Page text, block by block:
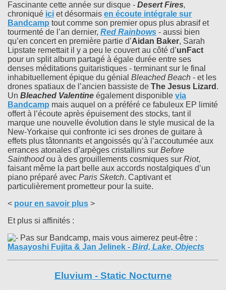
Fascinante cette année sur disque - Desert Fires,
chroniqué ici et désormais en écoute intégrale sur
Bandcamp tout comme son premier opus plus abrasif et
tourmenté de l’an dernier, Red Rainbows - aussi bien
qu’en concert en première partie d’Aidan Baker, Sarah
Lipstate remettait il y a peu le couvert au côté d’unFact
pour un split album partagé à égale durée entre ses
denses méditations guitaristiques - terminant sur le final
inhabituellement épique du génial Bleached Beach - et les
drones spatiaux de l’ancien bassiste de The Jesus Lizard .
Un Bleached Valentine également disponible via
Bandcamp mais auquel on a préféré ce fabuleux EP limité
offert à l’écoute après épuisement des stocks, tant il
marque une nouvelle évolution dans le style musical de la
New-Yorkaise qui confronte ici ses drones de guitare à
effets plus tâtonnants et angoissés qu’à l’accoutumée aux
errances atonales d’arpèges cristallins sur Before
Sainthoodou à des grouillements cosmiques sur Riot,
faisant même la part belle aux accords nostalgiques d’un
piano préparé avec Paris Sketch. Captivant et
particulièrement prometteur pour la suite.
< pour en savoir plus >
Et plus si affinités :
Pas sur Bandcamp, mais vous aimerez peut-être :
Masayoshi Fujita & Jan Jelinek - Bird, Lake, Objects
Eluvium - Static Nocturne